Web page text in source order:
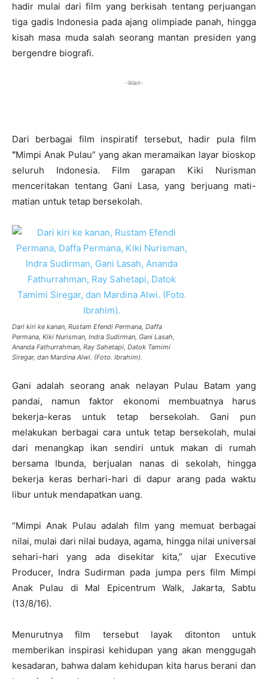
hadir mulai dari film yang berkisah tentang perjuangan
tiga gadis Indonesia pada ajang olimpiade panah, hingga
kisah masa muda salah seorang mantan presiden yang
bergendre biografi.
-iklan-
Dari berbagai film inspiratif tersebut, hadir pula film
“Mimpi Anak Pulau” yang akan meramaikan layar bioskop
seluruh Indonesia. Film garapan Kiki Nurisman
menceritakan tentang Gani Lasa, yang berjuang mati-
matian untuk tetap bersekolah.
Dari kiri ke kanan, Rustam Efendi Permana, Daffa
Permana, Kiki Nurisman, Indra Sudirman, Gani Lasah,
Ananda Fathurrahman, Ray Sahetapi, Datok Tamimi
Siregar, dan Mardina Alwi. (Foto. Ibrahim).
Gani adalah seorang anak nelayan Pulau Batam yang
pandai, namun faktor ekonomi membuatnya harus
bekerja-keras untuk tetap bersekolah. Gani pun
melakukan berbagai cara untuk tetap bersekolah, mulai
dari menangkap ikan sendiri untuk makan di rumah
bersama Ibunda, berjualan nanas di sekolah, hingga
bekerja keras berhari-hari di dapur arang pada waktu
libur untuk mendapatkan uang.
“Mimpi Anak Pulau adalah film yang memuat berbagai
nilai, mulai dari nilai budaya, agama, hingga nilai universal
sehari-hari yang ada disekitar kita,” ujar Executive
Producer, Indra Sudirman pada jumpa pers film Mimpi
Anak Pulau di Mal Epicentrum Walk, Jakarta, Sabtu
(13/8/16).
Menurutnya film tersebut layak ditonton untuk
memberikan inspirasi kehidupan yang akan menggugah
kesadaran, bahwa dalam kehidupan kita harus berani dan